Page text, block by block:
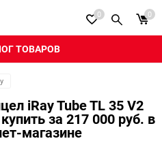
ТОВАРОВ
0 0
iRay Tube TL 35 V2
за 217 000 руб. в
магазине